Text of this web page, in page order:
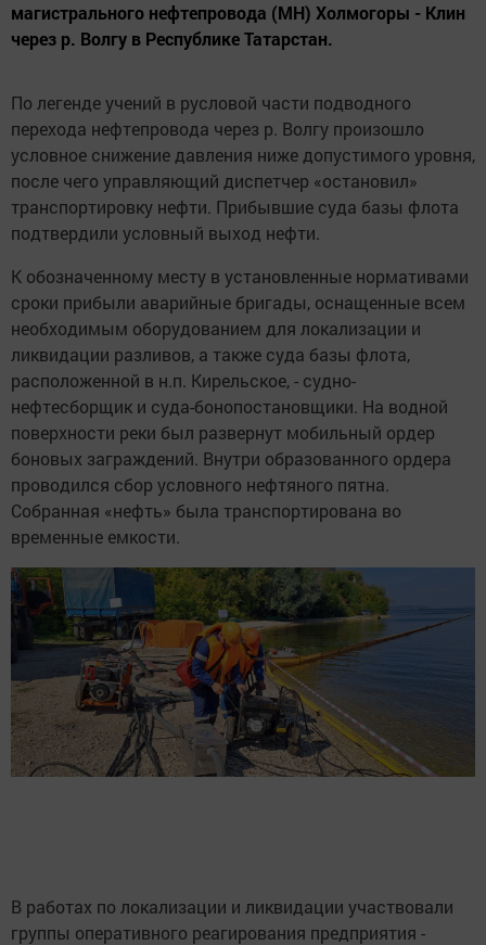
магистрального нефтепровода (МН) Холмогоры - Клин
через р. Волгу в Республике Татарстан.
По легенде учений в русловой части подводного
перехода нефтепровода через р. Волгу произошло
условное снижение давления ниже допустимого уровня,
после чего управляющий диспетчер «остановил»
транспортировку нефти. Прибывшие суда базы флота
подтвердили условный выход нефти.
К обозначенному месту в установленные нормативами
сроки прибыли аварийные бригады, оснащенные всем
необходимым оборудованием для локализации и
ликвидации разливов, а также суда базы флота,
расположенной в н.п. Кирельское, - судно-
нефтесборщик и суда-бонопостановщики. На водной
поверхности реки был развернут мобильный ордер
боновых заграждений. Внутри образованного ордера
проводился сбор условного нефтяного пятна.
Собранная «нефть» была транспортирована во
временные емкости.
В работах по локализации и ликвидации участвовали
группы оперативного реагирования предприятия -